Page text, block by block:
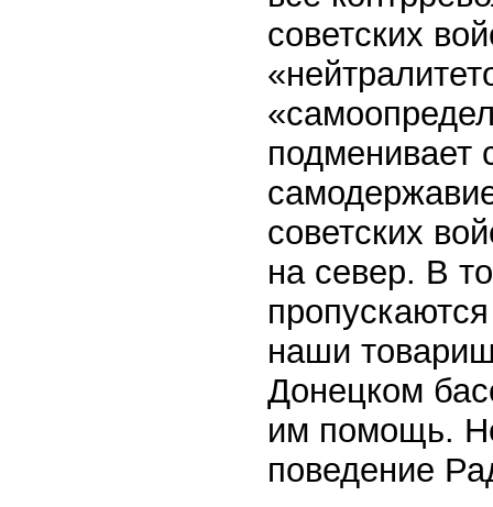
советских
подменивает
советских
на север. В
наши
Донецком
им помощь.
поведение